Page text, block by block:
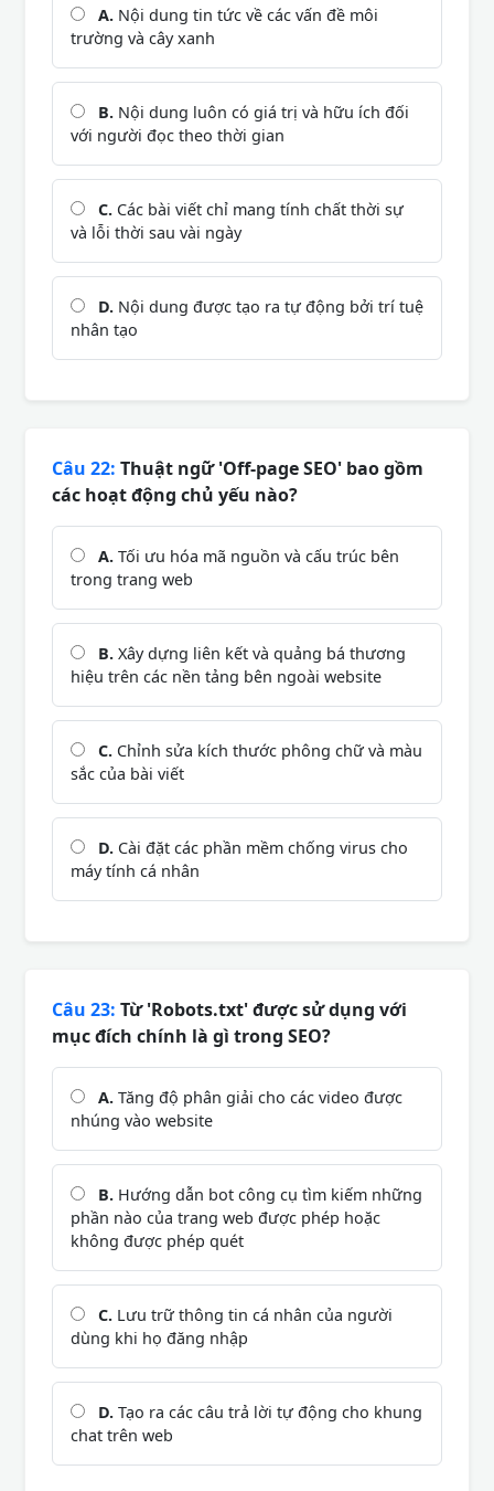
A. Nội dung tin tức về các vấn đề môi
trường và cây xanh
B. Nội dung luôn có giá trị và hữu ích đối
với người đọc theo thời gian
C. Các bài viết chỉ mang tính chất thời sự
và lỗi thời sau vài ngày
D. Nội dung được tạo ra tự động bởi trí tuệ
nhân tạo
Câu 22: Thuật ngữ 'Off-page SEO' bao gồm
các hoạt động chủ yếu nào?
A. Tối ưu hóa mã nguồn và cấu trúc bên
trong trang web
B. Xây dựng liên kết và quảng bá thương
hiệu trên các nền tảng bên ngoài website
C. Chỉnh sửa kích thước phông chữ và màu
sắc của bài viết
D. Cài đặt các phần mềm chống virus cho
máy tính cá nhân
Câu 23: Từ 'Robots.txt' được sử dụng với
mục đích chính là gì trong SEO?
A. Tăng độ phân giải cho các video được
nhúng vào website
B. Hướng dẫn bot công cụ tìm kiếm những
phần nào của trang web được phép hoặc
không được phép quét
C. Lưu trữ thông tin cá nhân của người
dùng khi họ đăng nhập
D. Tạo ra các câu trả lời tự động cho khung
chat trên web